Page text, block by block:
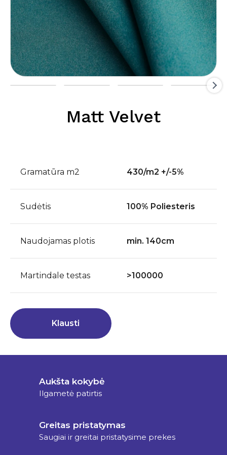
Matt Velvet
Gramatūra m2 430/m2 +/-5%
Sudėtis 100% Poliesteris
Naudojamas plotis min. 140cm
Martindale testas >100000
Klausti
Aukšta kokybė
Ilgametė patirtis
Greitas pristatymas
Saugiai ir greitai pristatysime prekes